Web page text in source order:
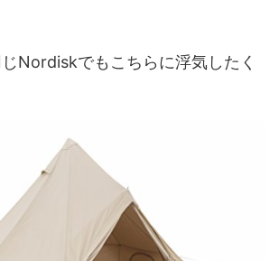
Nordiskでもこちらに浮気したく